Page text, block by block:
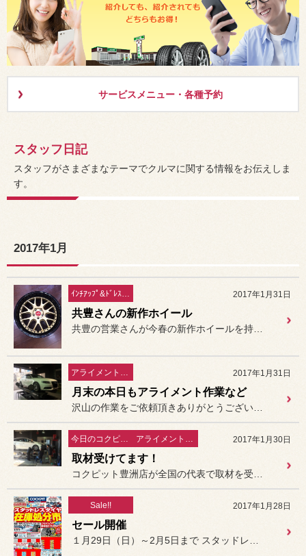
サービスメニュー・各種予約
スタッフ日記
スタッフがさまざまなテーマでクルマに関する情報をお伝えしま
す。
2017年1月
ｲﾝﾁｱｯﾌﾟ&ﾄﾞﾚｽｱｯﾌﾟ 2017年1月31日
共豊さんの新作ホイール
アライメント関連 2017年1月31日
月末の本日もアライメント作業など
沢山の作業をご依頼頂きありがとうございます。
今日のコクピット豊洲 アライメント関連 2017年1月30日
取材受けてます！
コクピット豊洲店が全国の代表で取材を受けています。
Sale!! 2017年1月28日
セール開催
１月29日（日）～2月5日まで スタッドレスタイヤ処分市を開催致...